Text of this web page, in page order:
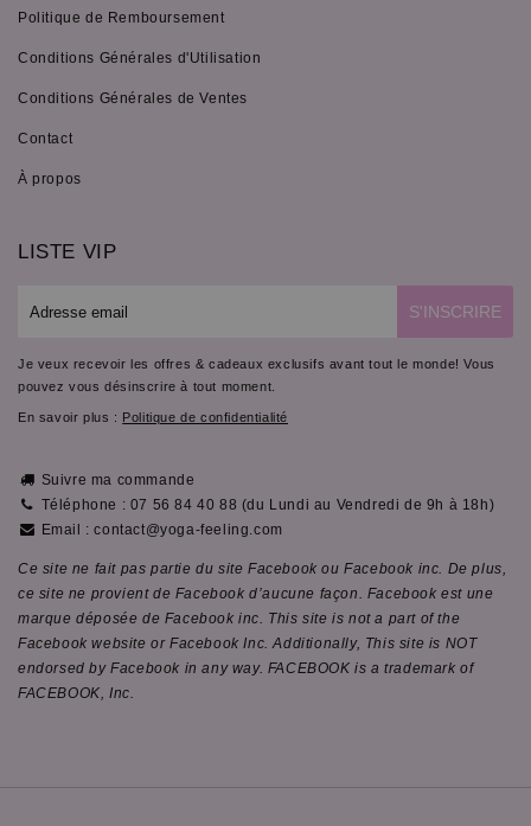
Politique de Remboursement
Conditions Générales d'Utilisation
Conditions Générales de Ventes
Contact
À propos
LISTE VIP
mail
S'INSCRIRE
Je veux recevoir les offres & cadeaux exclusifs avant tout le monde! Vous
pouvez vous désinscrire à tout moment.
En savoir plus : Politique de confidentialité
Suivre ma commande
Téléphone : 07 56 84 40 88 (du Lundi au Vendredi de 9h à 18h)
Email : contact@yoga-feeling.com
Ce site ne fait pas partie du site Facebook ou Facebook inc. De plus,
ce site ne provient de Facebook d’aucune façon. Facebook est une
marque déposée de Facebook inc. This site is not a part of the
Facebook website or Facebook Inc. Additionally, This site is NOT
endorsed by Facebook in any way. FACEBOOK is a trademark of
FACEBOOK, Inc.